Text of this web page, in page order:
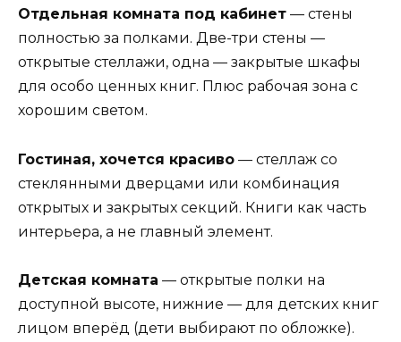
Отдельная комната под кабинет — стены
полностью за полками. Две-три стены —
открытые стеллажи, одна — закрытые шкафы
для особо ценных книг. Плюс рабочая зона с
хорошим светом.
Гостиная, хочется красиво — стеллаж со
стеклянными дверцами или комбинация
открытых и закрытых секций. Книги как часть
интерьера, а не главный элемент.
Детская комната — открытые полки на
доступной высоте, нижние — для детских книг
лицом вперёд (дети выбирают по обложке).